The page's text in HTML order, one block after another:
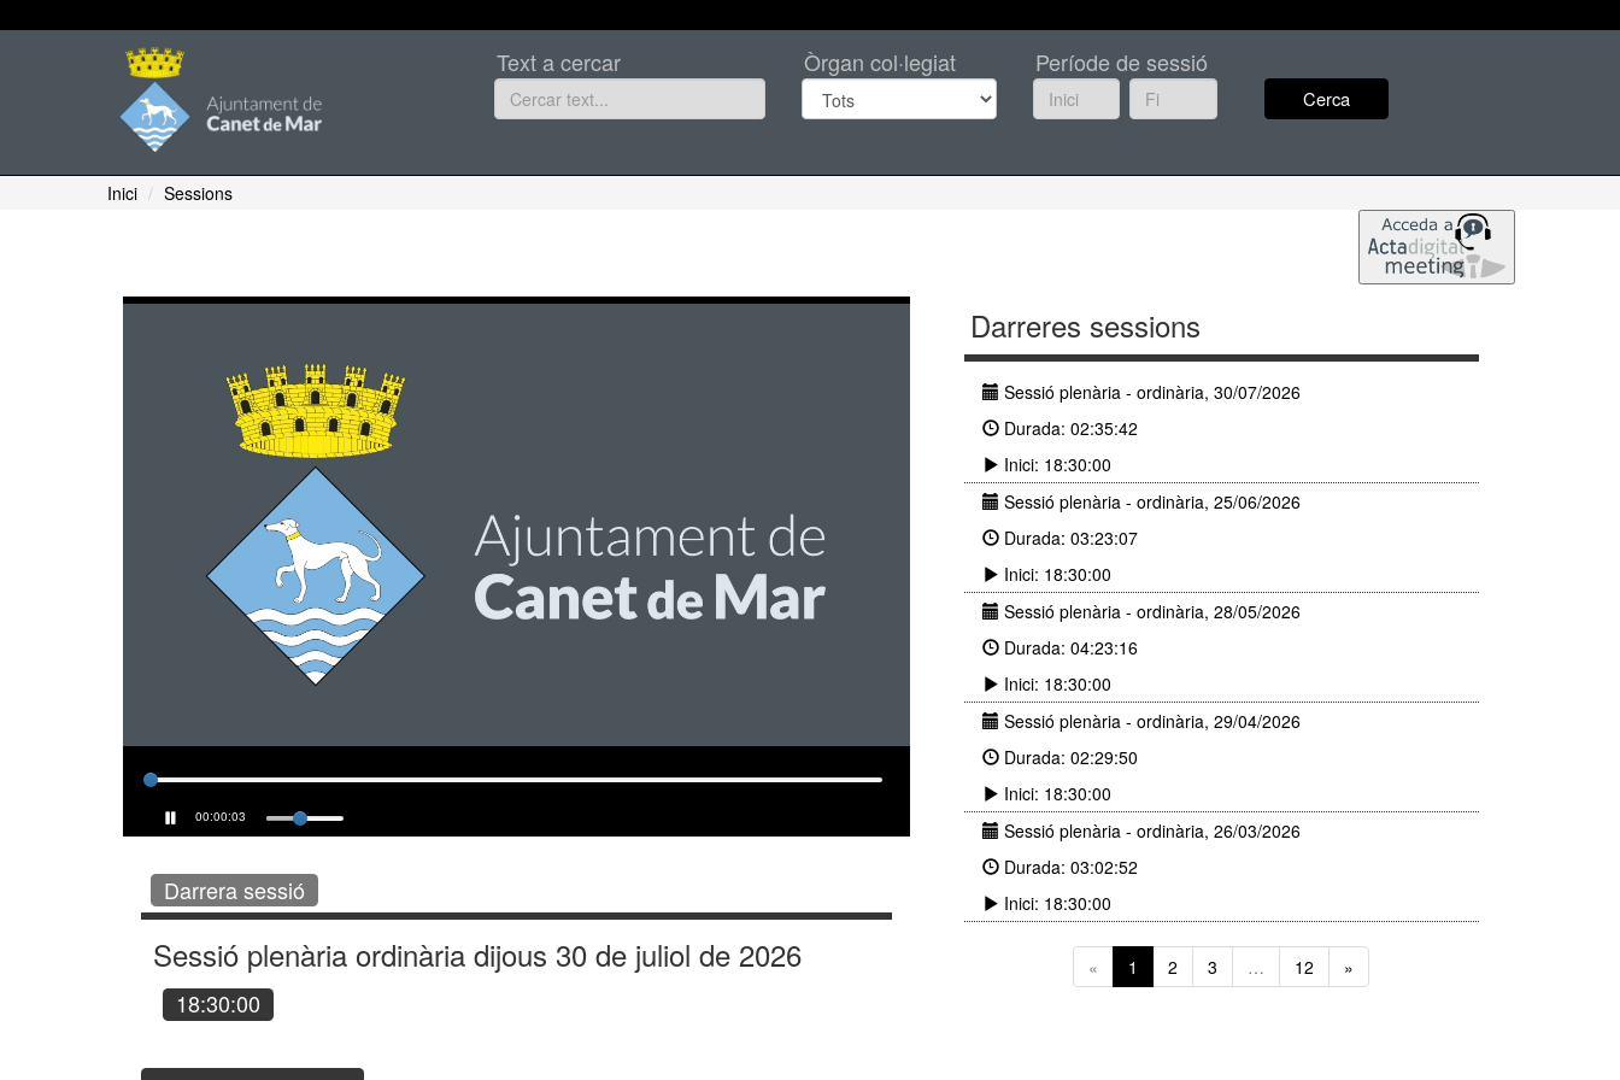
Text a cercar Òrgan col·legiat Període de sessió
Cerca
Inici Sessions
Darreres sessions
Sessió plenària - ordinària, 30/07/2026
Durada: 02:35:42
Inici: 18:30:00
Sessió plenària - ordinària, 25/06/2026
Durada: 03:23:07
Inici: 18:30:00
Sessió plenària - ordinària, 28/05/2026
Durada: 04:23:16
Inici: 18:30:00
Sessió plenària - ordinària, 29/04/2026
Durada: 02:29:50
Inici: 18:30:00
Sessió plenària - ordinària, 26/03/2026
Durada: 03:02:52
Inici: 18:30:00
« 1 2 3 … 12 »
00:00:04
Darrera sessió
Sessió plenària ordinària dijous 30 de juliol de 2026
18:30:00